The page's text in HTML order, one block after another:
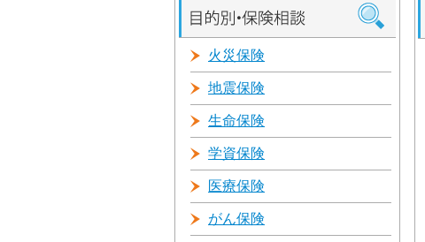
火災保険
地震保険
生命保険
学資保険
医療保険
がん保険